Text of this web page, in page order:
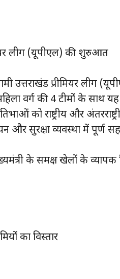
लीग (यूपीएल) की शुरुआत
उत्तराखंड प्रीमियर लीग
वर्ग की 4 टीमों के साथ
को राष्ट्रीय और
और सुरक्षा व्यवस्था में पूर्ण
के समक्ष खेलों के
का विस्तार